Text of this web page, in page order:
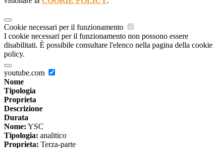
Cookie necessari per il funzionamento
I cookie necessari per il funzionamento non possono essere
disabilitati. È possibile consultare l'elenco nella pagina della cookie
policy.
youtube.com
Nome
Tipologia
Proprieta
Descrizione
Durata
Nome: YSC
Tipologia: analitico
Proprieta: Terza-parte